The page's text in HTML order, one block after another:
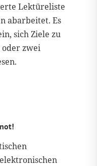
Lektüreliste
abarbeitet. Es
sich Ziele zu
oder zwei